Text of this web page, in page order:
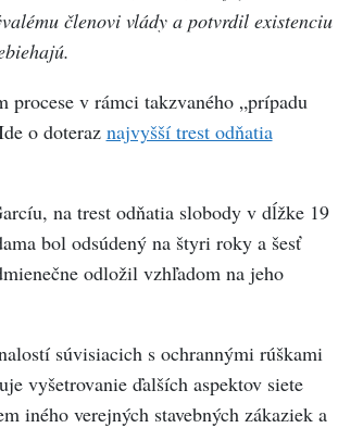
členovi vlády a potvrdil existenciu
v rámci takzvaného „prípadu
o doteraz najvyšší trest odňatia
na trest odňatia slobody v dĺžke 19
bol odsúdený na štyri roky a šesť
odložil vzhľadom na jeho
súvisiacich s ochrannými rúškami
vyšetrovanie ďalších aspektov siete
iného verejných stavebných zákaziek a